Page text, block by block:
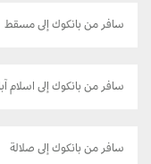
سافر من بانكوك إلى مسقط
سافر من بانكوك إلى اسلام آباد
سافر من بانكوك إلى صلالة